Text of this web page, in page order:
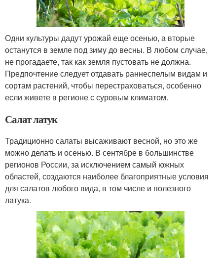
Одни культуры дадут урожай еще осенью, а вторые
останутся в земле под зиму до весны. В любом случае,
не прогадаете, так как земля пустовать не должна.
Предпочтение следует отдавать раннеспелым видам и
сортам растений, чтобы перестраховаться, особенно
если живете в регионе с суровым климатом.
Салат латук
Традиционно салаты высаживают весной, но это же
можно делать и осенью. В сентябре в большинстве
регионов России, за исключением самый южных
областей, создаются наиболее благоприятные условия
для салатов любого вида, в том числе и полезного
латука.